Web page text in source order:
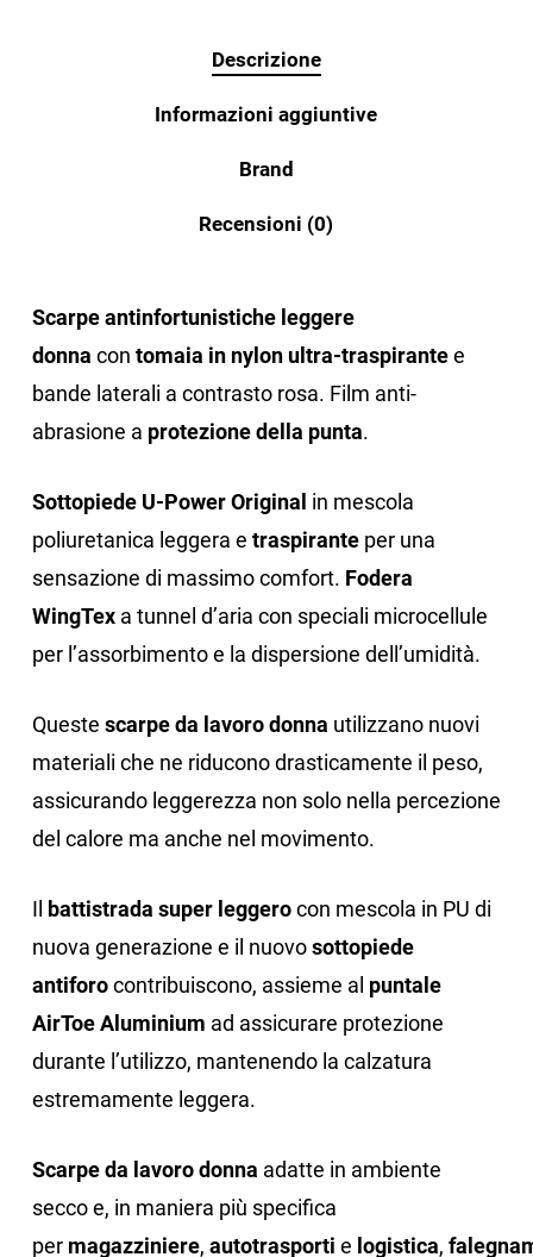
Descrizione
Informazioni aggiuntive
Brand
Recensioni (0)
Scarpe antinfortunistiche leggere
donna con tomaia in nylon ultra-traspirantee
bande laterali a contrasto rosa. Film anti-
abrasione a protezione della punta.
Sottopiede U-Power Original in mescola
poliuretanica leggera e traspirante per una
sensazione di massimo comfort. Fodera
WingTex a tunnel d’aria con speciali microcellule
per l’assorbimento e la dispersione dell’umidità.
Queste scarpe da lavorodonna utilizzano nuovi
materiali che ne riducono drasticamente il peso,
assicurando leggerezza non solo nella percezione
del calore ma anche nel movimento.
Il battistrada super leggerocon mescola in PU di
nuova generazione e il nuovosottopiede
antiforocontribuiscono, assieme al puntale
AirToe Aluminium ad assicurare protezione
durante l’utilizzo, mantenendo la calzatura
estremamente leggera.
Scarpe da lavoro donna adatte in ambiente
secco e, in maniera più specifica
per magazziniere, autotrasporti e logistica,